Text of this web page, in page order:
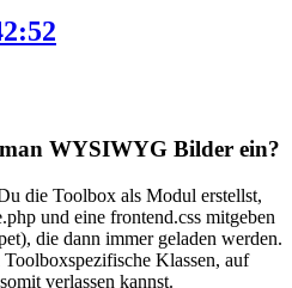
WYSIWYG Bilder ein?
die Toolbox als Modul erstellst,
und eine frontend.css mitgeben
die dann immer geladen werden.
Klassen, auf
verlassen kannst.